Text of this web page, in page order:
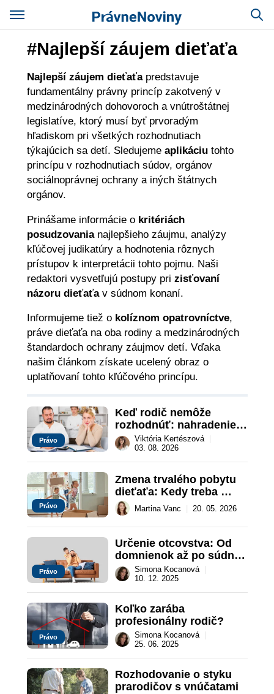
#Najlepší záujem dieťaťa
Najlepší záujem dieťaťapredstavuje
fundamentálny právny princíp zakotvený v
medzinárodných dohovoroch a vnútroštátnej
legislatíve, ktorý musí byť prvoradým
hľadiskom pri všetkých rozhodnutiach
týkajúcich sa detí. Sledujeme aplikáciutohto
princípu v rozhodnutiach súdov, orgánov
sociálnoprávnej ochrany a iných štátnych
orgánov.
Prinášame informácie o kritériách
posudzovanianajlepšieho záujmu, analýzy
kľúčovej judikatúry a hodnotenia rôznych
prístupov k interpretácii tohto pojmu. Naši
redaktori vysvetľujú postupy pri zisťovaní
názoru dieťaťav súdnom konaní.
Informujeme tiež o kolíznom opatrovníctve,
práve dieťaťa na oba rodiny a medzinárodných
štandardoch ochrany záujmov detí. Vďaka
našim článkom získate ucelený obraz o
uplatňovaní tohto kľúčového princípu.
Právo
Keď rodič nemôže
rozhodnúť: nahradenie
prejavu vôle súdom v
záujme dieťaťa
Viktória Kertészová
03. 08. 2026
Právo
Zmena trvalého pobytu
dieťaťa: Kedy treba
súhlas druhého rodiča?
Martina Vanc 20. 05. 2026
Právo
Určenie otcovstva: Od
domnienok až po súdne
rozhodnutie
Simona Kocanová
10. 12. 2025
Právo
Koľko zarába
profesionálny rodič?
Simona Kocanová
25. 06. 2025
Rozhodovanie o styku
prarodičov s vnúčatami